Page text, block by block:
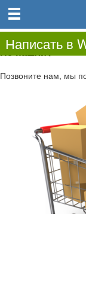
0.00
0
Не нашли?
Позвоните нам, мы
Написать в